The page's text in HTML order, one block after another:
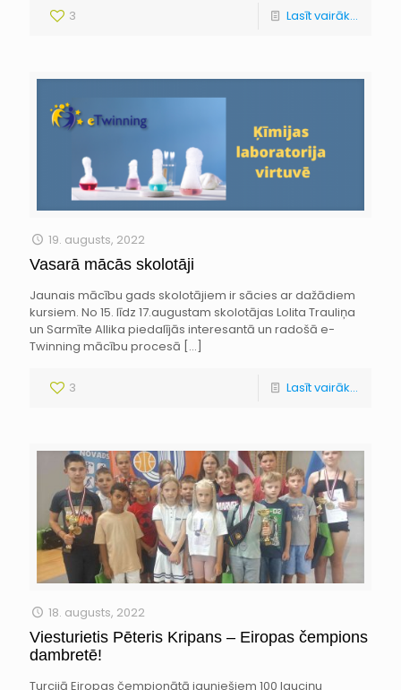
3 Lasīt vairāk...
19. augusts, 2022
Vasarā mācās skolotāji
Jaunais mācību gads skolotājiem ir sācies ar dažādiem
kursiem. No 15. līdz 17.augustam skolotājas Lolita Trauliņa
un Sarmīte Allika piedalījās interesantā un radošā e-
Twinning mācību procesā […]
3 Lasīt vairāk...
18. augusts, 2022
Viesturietis Pēteris Kripans – Eiropas čempions
dambretē!
Turcijā Eiropas čempionātā jauniešiem 100 lauciņu